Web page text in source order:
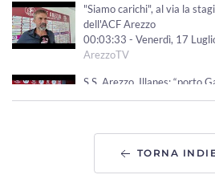
"Siamo carichi", al via la
dell'ACF Arezzo
00:03:33 - Venerdì, 17
ArezzoTV
S.S. Arezzo. Illanes: “porto
La storia di Raffaele
Wimbledon con Sinner
TORNA